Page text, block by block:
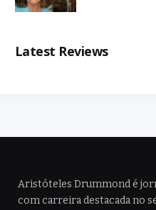
Latest Reviews
Aristóteles Drummond é
com carreira destacada no